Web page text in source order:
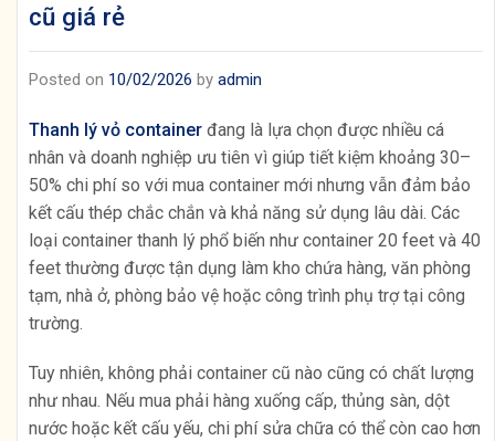
cũ giá rẻ
Posted on 10/02/2026 by admin
Thanh lý vỏ container đang là lựa chọn được nhiều cá
nhân và doanh nghiệp ưu tiên vì giúp tiết kiệm khoảng 30–
50% chi phí so với mua container mới nhưng vẫn đảm bảo
kết cấu thép chắc chắn và khả năng sử dụng lâu dài. Các
loại container thanh lý phổ biến như container 20 feet và 40
feet thường được tận dụng làm kho chứa hàng, văn phòng
tạm, nhà ở, phòng bảo vệ hoặc công trình phụ trợ tại công
trường.
Tuy nhiên, không phải container cũ nào cũng có chất lượng
như nhau. Nếu mua phải hàng xuống cấp, thủng sàn, dột
nước hoặc kết cấu yếu, chi phí sửa chữa có thể còn cao hơn